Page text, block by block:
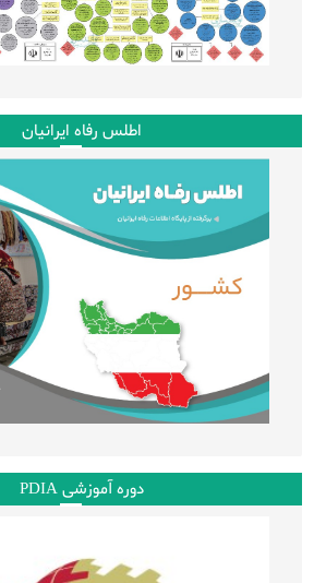
اطلس رفاه ایرانیان
دوره آموزشی PDIA